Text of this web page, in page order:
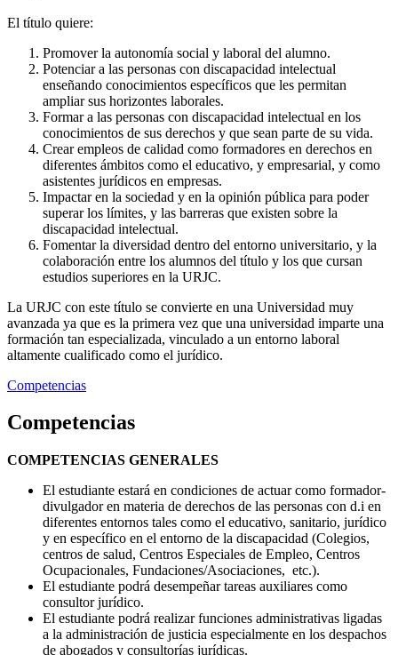
El título quiere:
Promover la autonomía social y laboral del alumno.
Potenciar a las personas con discapacidad intelectual
enseñando conocimientos específicos que les permitan
ampliar sus horizontes laborales.
Formar a las personas con discapacidad intelectual en los
conocimientos de sus derechos y que sean parte de su vida.
Crear empleos de calidad como formadores en derechos en
diferentes ámbitos como el educativo, y empresarial, y como
asistentes jurídicos en empresas.
Impactar en la sociedad y en la opinión pública para poder
superar los límites, y las barreras que existen sobre la
discapacidad intelectual.
Fomentar la diversidad dentro del entorno universitario, y la
colaboración entre los alumnos del título y los que cursan
estudios superiores en la URJC.
La URJC con este título se convierte en una Universidad muy
avanzada ya que es la primera vez que una universidad imparte una
formación tan especializada, vinculado a un entorno laboral
altamente cualificado como el jurídico.
Competencias
Competencias
COMPETENCIAS GENERALES
El estudiante estará en condiciones de actuar como formador-
divulgador en materia de derechos de las personas con d.i en
diferentes entornos tales como el educativo, sanitario, jurídico
y en específico en el entorno de la discapacidad (Colegios,
centros de salud, Centros Especiales de Empleo, Centros
Ocupacionales, Fundaciones/Asociaciones, etc.).
El estudiante podrá desempeñar tareas auxiliares como
consultor jurídico.
El estudiante podrá realizar funciones administrativas ligadas
a la administración de justicia especialmente en los despachos
de abogados y consultorías jurídicas.